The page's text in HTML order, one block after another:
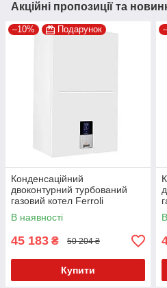
Акційні пропозиції та
–10% Подарунок
Конденсаційний
двоконтурний турбований
газовий котел Ferroli
BLUEHELIX ALPHA 24 С
В наявності
45 183 ₴ 50 204 ₴
Купити